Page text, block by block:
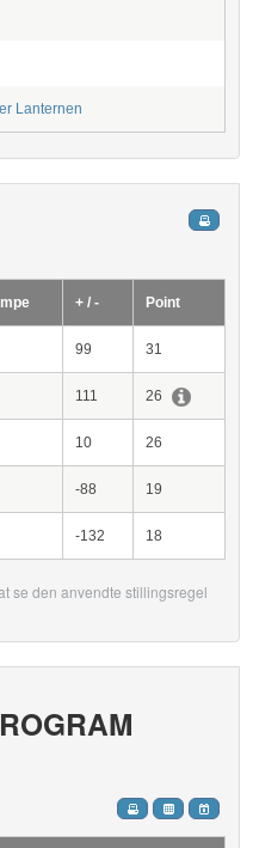
Lanternen
+ / - Point
99 31
111 26
10 26
-88 19
-132 18
se den anvendte stillingsregel